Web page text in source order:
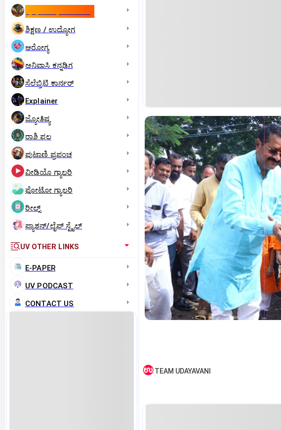
ಶಿಕ್ಷಣ / ಉದ್ಯೋಗ
ಆರೋಗ್ಯ
ಅನಿವಾಸಿ ಕನ್ನಡಿಗ
ಸೆಲೆಬ್ರಿಟಿ ಕಾರ್ನರ್‌
Explainer
ಜ್ಯೋತಿಷ್ಯ
ರಾಶಿ ಫಲ
ಪುಟಾಣಿ ಪ್ರಪಂಚ
ವೀಡಿಯೊ ಗ್ಯಾಲರಿ
ಫೋಟೋ ಗ್ಯಾಲರಿ
ರೀಲ್ಸ್
ಫ್ಯಾಶನ್/ಲೈಫ್‌ ಸ್ಟೈಲ್
UV OTHER LINKS
E-PAPER
UV PODCAST
CONTACT US
TEAM UDAYAVANI